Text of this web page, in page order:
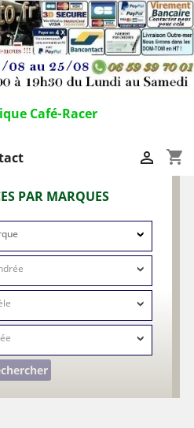
Café-Racer
shopping_cart

PAR MARQUES